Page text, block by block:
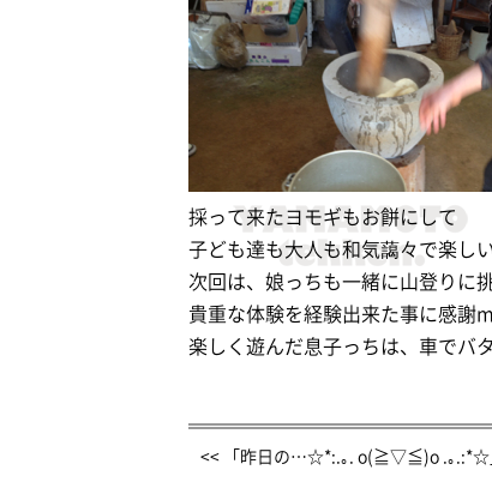
採って来たヨモギもお餅にして
子ども達も大人も和気藹々で楽し
次回は、娘っちも一緒に山登りに
貴重な体験を経験出来た事に感謝
楽しく遊んだ息子っちは、車でバ
<< 「昨日の…☆*:.｡. o(≧▽≦)o .｡.:*☆